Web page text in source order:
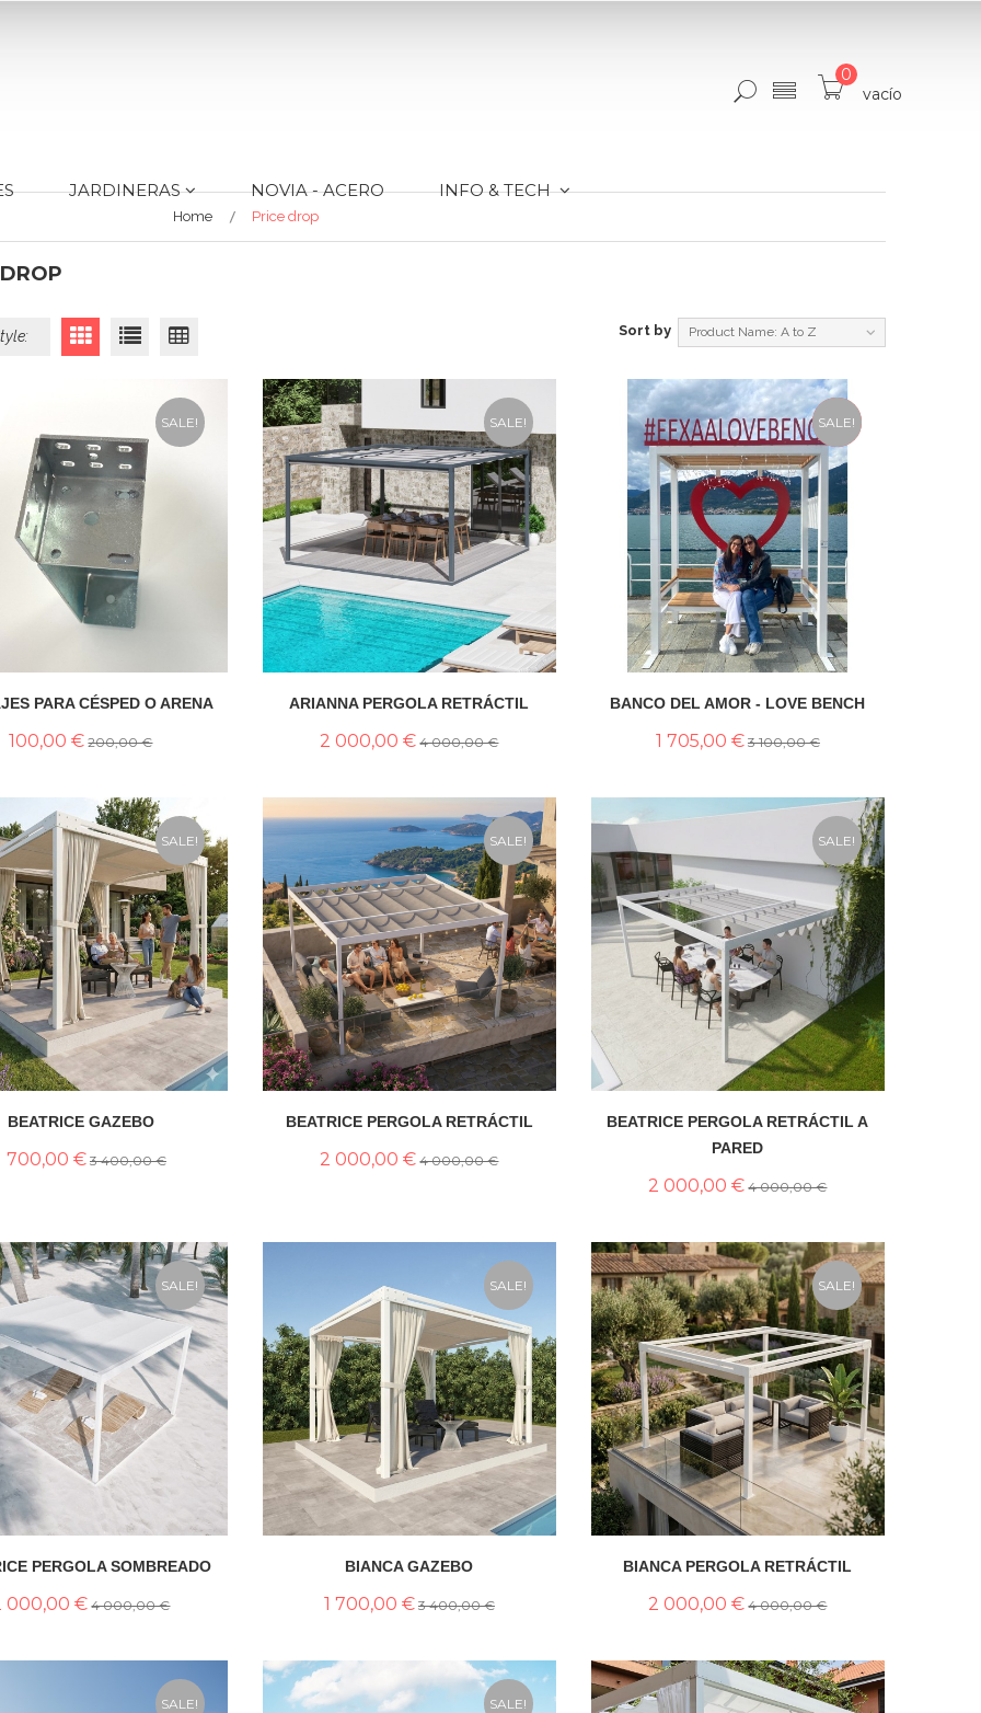
0
vacío
JARDINERAS NOVIA - ACERO INFO & TECH
Home Price drop
Sort by Product Name: A to Z
SALE!
PARA CÉSPED O ARENA
100,00 € 200,00 €
SALE!
ARIANNA PERGOLA RETRÁCTIL
2 000,00 € 4 000,00 €
NEW
SALE!
BANCO DEL AMOR - LOVE BENCH
1 705,00 € 3 100,00 €
SALE!
BEATRICE GAZEBO
700,00 € 3 400,00 €
SALE!
BEATRICE PERGOLA RETRÁCTIL
2 000,00 € 4 000,00 €
SALE!
BEATRICE PERGOLA RETRÁCTIL A
PARED
2 000,00 € 4 000,00 €
SALE!
PERGOLA SOMBREADO
000,00 € 4 000,00 €
SALE!
BIANCA GAZEBO
1 700,00 € 3 400,00 €
SALE!
BIANCA PERGOLA RETRÁCTIL
2 000,00 € 4 000,00 €
SALE! SALE!